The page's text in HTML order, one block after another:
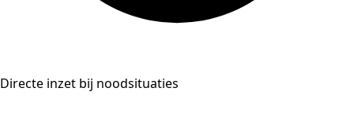
Directe inzet bij noodsituaties